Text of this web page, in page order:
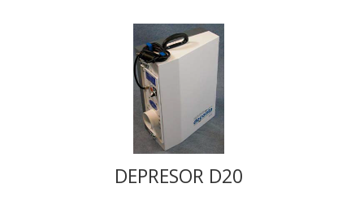
DEPRESOR D20